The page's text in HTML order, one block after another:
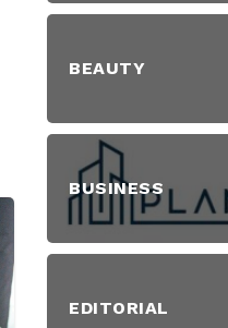
BEAUTY
BUSINESS
EDITORIAL